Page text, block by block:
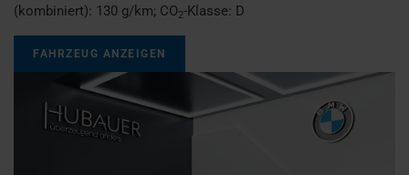
(kombiniert): 130 g/km; CO2-Klasse: D
FAHRZEUG ANZEIGEN